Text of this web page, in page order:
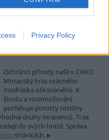
Privacy Policy
agentura AP; zákon nyní
krasu vzácného
Ochránci přírody našli v CHKO
Moravský kras vzácného
modráska očkovaného. K
životu a rozmnožování
potřebuje porosty rostliny
druhy mravenců. Ti se
do svých hnízd. Správa
stránkách.